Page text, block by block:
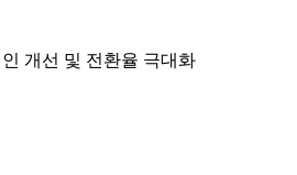
개선 및 전환율 극대화